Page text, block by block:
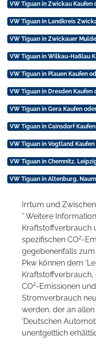
VW Tiguan in Zwickau Kaufen
VW Tiguan in Landkreis
VW Tiguan in Zwickauer
VW Tiguan in Wilkau-Haßlau
VW Tiguan in Plauen Kaufen
VW Tiguan in Dresden Kaufen
VW Tiguan in Gera Kaufen
VW Tiguan in Cainsdorf
VW Tiguan in Vogtland
VW Tiguan in Chemnitz,
VW Tiguan in Altenburg,
Irrtum und
* Weitere
Kraftstoffverbrauch
spezifischen CO2-
gegebenenfalls
Pkw können dem
Kraftstoffverbrauch,
CO2-Emissionen
Stromverbrauch
werden, der an
'Deutschen
unentgeltlich